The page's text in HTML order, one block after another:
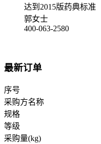
达到2015版药典标准
郭女士
400-063-2580
最新订单
序号
采购方名称
规格
等级
采购量(kg)